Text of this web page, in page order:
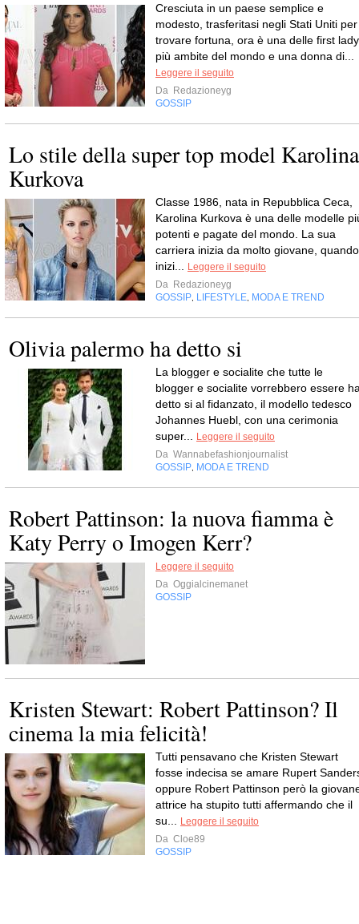
Cresciuta in un paese semplice e
modesto, trasferitasi negli Stati Uniti per
trovare fortuna, ora è una delle first lady
più ambite del mondo e una donna di...
Leggere il seguito
Da Redazioneyg
GOSSIP
Lo stile della super top model Karolina
Kurkova
Classe 1986, nata in Repubblica Ceca,
Karolina Kurkova è una delle modelle
potenti e pagate del mondo. La sua
carriera inizia da molto giovane, quando
inizi...
Leggere il seguito
Da Redazioneyg
GOSSIP LIFESTYLE MODA E TREND
Olivia palermo ha detto si
La blogger e socialite che tutte le
blogger e socialite vorrebbero essere
detto si al fidanzato, il modello tedesco
Johannes Huebl, con una cerimonia
super...
Leggere il seguito
Da Wannabefashionjournalist
GOSSIP MODA E TREND
Robert Pattinson: la nuova fiamma è
Katy Perry o Imogen Kerr?
Leggere il seguito
Da Oggialcinemanet
GOSSIP
Kristen Stewart: Robert Pattinson? Il
cinema la mia felicità!
Tutti pensavano che Kristen Stewart
fosse indecisa se amare Rupert
oppure Robert Pattinson però la
attrice ha stupito tutti affermando che il
su...
Leggere il seguito
Da Cloe89
GOSSIP